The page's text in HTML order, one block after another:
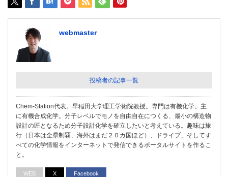
webmaster
投稿者の記事一覧
Chem-Station代表。早稲田大学理工学術院教授。専門は有機化学。主
に有機合成化学。分子レベルでモノを自由自在につくる、最小の構造物
設計の匠となるため分子設計化学を確立したいと考えている。趣味は旅
行（日本は全県制覇、海外はまだ２０カ国ほど）、ドライブ、そしてす
べての化学情報をインターネットで発信できるポータルサイトを作るこ
と。
WEB X Facebook